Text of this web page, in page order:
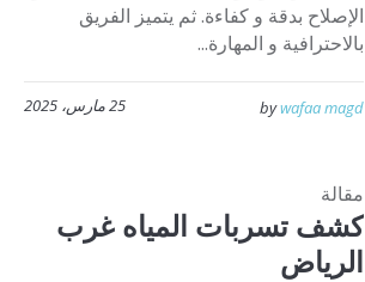
الإصلاح بدقة و كفاءة. ثم يتميز الفريق
بالاحترافية و المهارة...
25 مارس، 2025 bywafaa magd
مقالة
كشف تسربات المياه غرب
الرياض